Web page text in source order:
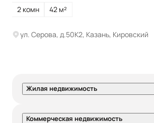
2 комн 42 м²
ул. Серова, д.50К2, Казань, Кировский
Жилая недвижимость
Коммерческая недвижимость